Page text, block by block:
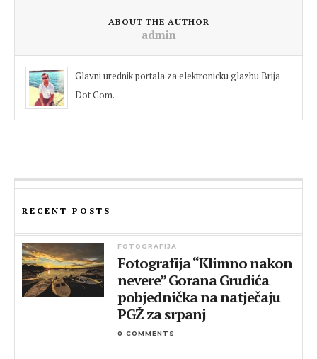
ABOUT THE AUTHOR
admin
Glavni urednik portala za elektronicku glazbu Brija
Dot Com.
RECENT POSTS
FOTOGRAFIJA
Fotografija “Klimno nakon
nevere” Gorana Grudića
pobjednička na natječaju
PGŽ za srpanj
0 COMMENTS